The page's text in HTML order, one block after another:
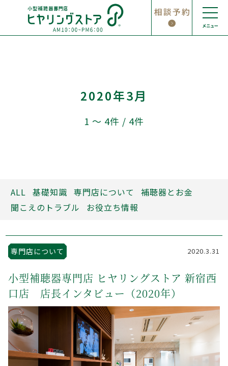
2020年3月
1 〜 4件 / 4件
ALL 基礎知識 専門店について
補聴器とお金
聞こえのトラブル
お役立ち情報
専門店について 2020.3.31
小型補聴器専門店 ヒヤリングストア 新宿西
口店 店長インタビュー（2020年）